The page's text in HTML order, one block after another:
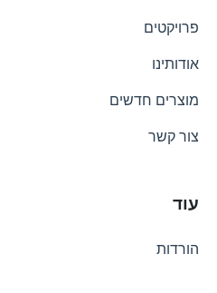
פרויקטים
אודותינו
מוצרים חדשים
צור קשר
עוד
הורדות